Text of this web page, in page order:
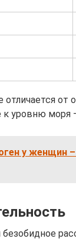
от
к уровню моря
у женщин